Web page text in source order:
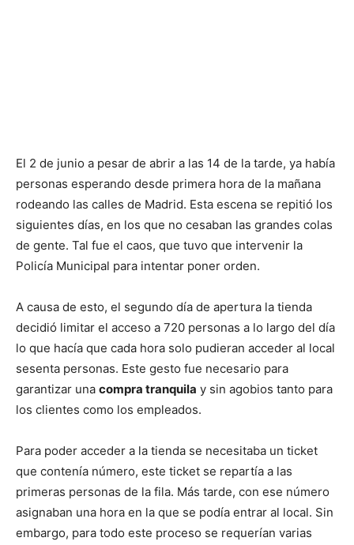
El 2 de junio a pesar de abrir a las 14 de la tarde, ya había
personas esperando desde primera hora de la mañana
rodeando las calles de Madrid. Esta escena se repitió los
siguientes días, en los que no cesaban las grandes colas
de gente. Tal fue el caos, que tuvo que intervenir la
Policía Municipal para intentar poner orden.
A causa de esto, el segundo día de apertura la tienda
decidió limitar el acceso a 720 personas a lo largo del día
lo que hacía que cada hora solo pudieran acceder al local
sesenta personas. Este gesto fue necesario para
garantizar una compra tranquila y sin agobios tanto para
los clientes como los empleados.
Para poder acceder a la tienda se necesitaba un ticket
que contenía número, este ticket se repartía a las
primeras personas de la fila. Más tarde, con ese número
asignaban una hora en la que se podía entrar al local. Sin
embargo, para todo este proceso se requerían varias